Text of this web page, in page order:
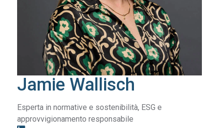
Jamie Wallisch
Esperta in normative e sostenibilità, ESG e
approvvigionamento responsabile